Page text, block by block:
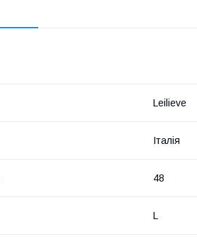
Leilieve
Італія
48
L